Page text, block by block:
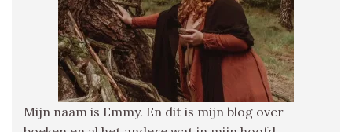
Mijn naam is Emmy. En dit is mijn blog over